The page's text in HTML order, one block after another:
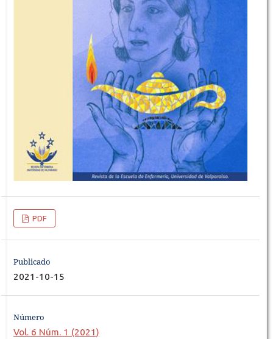
PDF
Publicado
2021-10-15
Número
Vol. 6 Núm. 1 (2021)